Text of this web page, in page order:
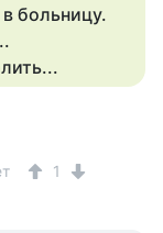
больницу.
1